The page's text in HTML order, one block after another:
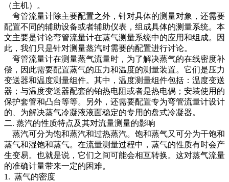
（主机）。
弯管流量计除主要配置之外，针对具体的测量对象，还需要
配置不同的辅助设备或者辅助仪表，组成具体的测量系统。本
文主要是讨论弯管流量计在蒸气测量系统中的应用和组成。因
此，我们只是针对测量蒸汽时需要的配置进行讨论。
弯管流量计在测量蒸气流量时，为了解决蒸气的在线密度补
偿，因此需要配置蒸气的压力和温度的测量装置。它们是压力
变送器和温度测量组件。其中，温度测量组件包括：温度变送
器；与温度变送器配套的铂热电阻或者是热电偶；安装使用的
保护套管和凸台等等。另外，还需要配置专为弯管流量计设计
的、为解决蒸气冷凝液液面稳定的专用的盘式冷凝器。
二. 蒸汽的性质特点及其对流量测量的影响
蒸汽可分为饱和蒸汽和过热蒸汽。饱和蒸气又可分为干饱和
蒸气和湿饱和蒸气。在流量测量过程中，蒸气的性质有时会产
生变易。也就是说，它们之间可能会相互转换。这对蒸气流量
的准确计量带来一定的困难。
1. 蒸气的密度